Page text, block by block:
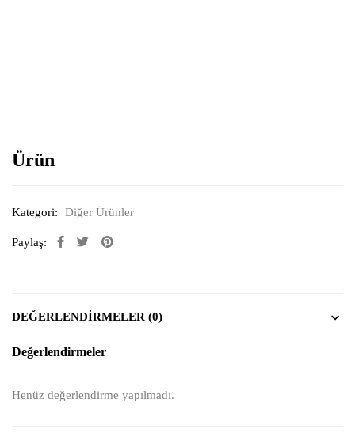
Ürün
Kategori: Diğer Ürünler
Paylaş:
DEĞERLENDIRMELER (0)
Değerlendirmeler
Henüz değerlendirme yapılmadı.